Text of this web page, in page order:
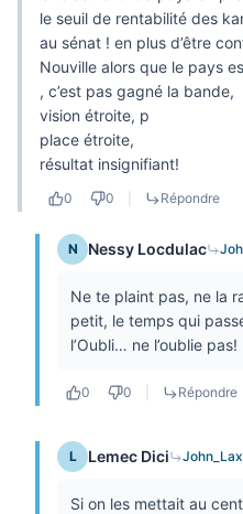
le seuil de rentabilité des
au sénat ! en plus d’être
Nouville alors que le pays
, c’est pas gagné la bande,
vision étroite, p
place étroite,
résultat insignifiant!
0 0 Répondre
N Nessy Locdulac
Ne te plaint pas, ne la
petit, le temps qui
l’Oubli… ne l’oublie pas!
0 0 Répondre
L Lemec Dici
Si on les mettait au